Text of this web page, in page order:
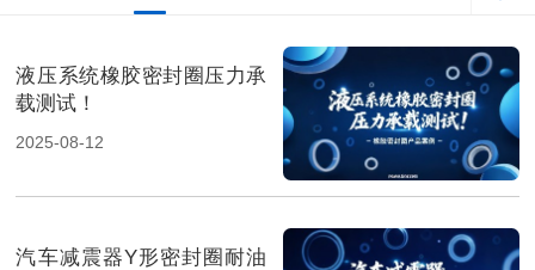
液压系统橡胶密封圈压力承
载测试！
2025-08-12
汽车减震器Y形密封圈耐油